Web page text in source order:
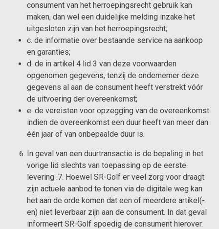
consument van het herroepingsrecht gebruik kan
maken, dan wel een duidelijke melding inzake het
uitgesloten zijn van het herroepingsrecht;
c. de informatie over bestaande service na aankoop
en garanties;
d. de in artikel 4 lid 3 van deze voorwaarden
opgenomen gegevens, tenzij de ondernemer deze
gegevens al aan de consument heeft verstrekt vóór
de uitvoering der overeenkomst;
e. de vereisten voor opzegging van de overeenkomst
indien de overeenkomst een duur heeft van meer dan
één jaar of van onbepaalde duur is.
In geval van een duurtransactie is de bepaling in het
vorige lid slechts van toepassing op de eerste
levering .7. Hoewel SR-Golf er veel zorg voor draagt
zijn actuele aanbod te tonen via de digitale weg kan
het aan de orde komen dat een of meerdere artikel(-
en) niet leverbaar zijn aan de consument. In dat geval
informeert SR-Golf spoedig de consument hierover.